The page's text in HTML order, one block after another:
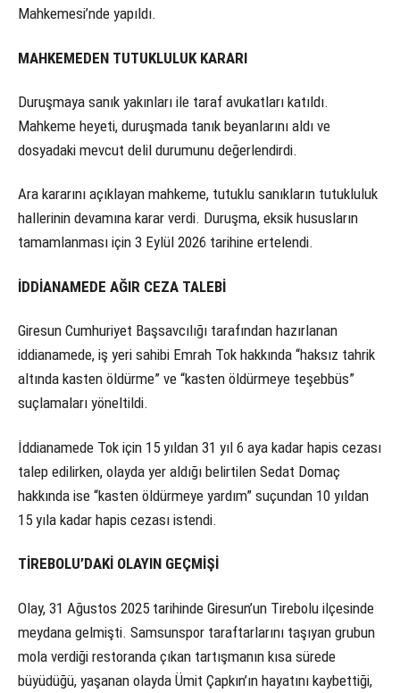
Mahkemesi’nde yapıldı.
MAHKEMEDEN TUTUKLULUK KARARI
Duruşmaya sanık yakınları ile taraf avukatları katıldı.
Mahkeme heyeti, duruşmada tanık beyanlarını aldı ve
dosyadaki mevcut delil durumunu değerlendirdi.
Ara kararını açıklayan mahkeme, tutuklu sanıkların tutukluluk
hallerinin devamına karar verdi. Duruşma, eksik hususların
tamamlanması için 3 Eylül 2026 tarihine ertelendi.
İDDİANAMEDE AĞIR CEZA TALEBİ
Giresun Cumhuriyet Başsavcılığı tarafından hazırlanan
iddianamede, iş yeri sahibi Emrah Tok hakkında “haksız tahrik
altında kasten öldürme” ve “kasten öldürmeye teşebbüs”
suçlamaları yöneltildi.
İddianamede Tok için 15 yıldan 31 yıl 6 aya kadar hapis cezası
talep edilirken, olayda yer aldığı belirtilen Sedat Domaç
hakkında ise “kasten öldürmeye yardım” suçundan 10 yıldan
15 yıla kadar hapis cezası istendi.
TİREBOLU’DAKİ OLAYIN GEÇMİŞİ
Olay, 31 Ağustos 2025 tarihinde Giresun’un Tirebolu ilçesinde
meydana gelmişti. Samsunspor taraftarlarını taşıyan grubun
mola verdiği restoranda çıkan tartışmanın kısa sürede
büyüdüğü, yaşanan olayda Ümit Çapkın’ın hayatını kaybettiği,